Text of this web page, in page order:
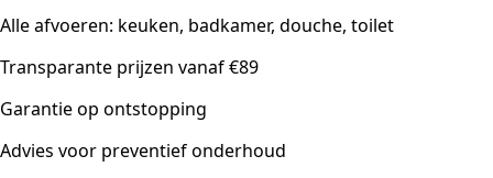
Alle afvoeren: keuken, badkamer, douche, toilet
Transparante prijzen vanaf €89
Garantie op ontstopping
Advies voor preventief onderhoud